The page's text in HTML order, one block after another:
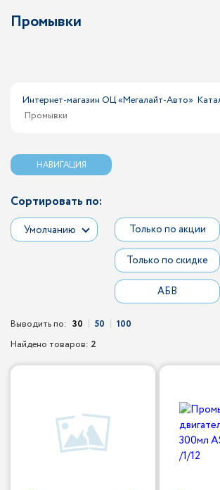
Промывки
Интернет-магазин ОЦ «Мегалайт-Авто»
Промывки
НАВИГАЦИЯ
Сортировать по:
Умолчанию Только по акции
Только по скидке
АБВ
Выводить по: 30 50
100
Найдено товаров: 2